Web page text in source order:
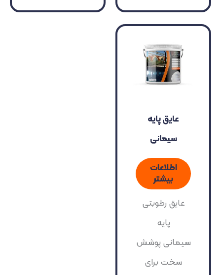
عایق پایه
سیمانی
اطلاعات
بیشتر
عایق رطوبتی
پایه
سیمانی پوشش
سخت برای